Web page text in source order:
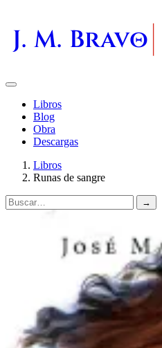
J. M. Bravo
Libros
Blog
Obra
Descargas
Libros
Runas de sangre
→